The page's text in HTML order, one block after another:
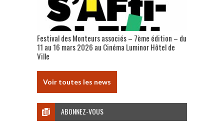
Festival des Monteurs associés – 7ème édition – du
11 au 16 mars 2026 au Cinéma Luminor Hôtel de
Ville
Voir toutes les news
ABONNEZ-VOUS